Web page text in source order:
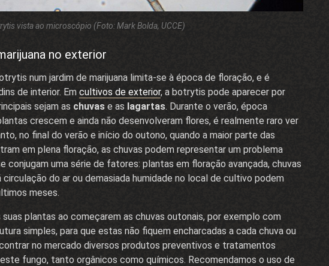
vista ao microscópio (Foto: Mark Bolda, UCCE)
no exterior
num jardim de marijuana limita-se à época de floração, e é
de interior. Em cultivos de exterior, a botrytis pode aparecer por
sejam as chuvas e as lagartas. Durante o verão, época
crescem e ainda não desenvolveram flores, é realmente raro ver
no final do verão e início do outono, quando a maior parte das
em plena floração, as chuvas podem representar um problema
conjugam uma série de fatores: plantas em floração avançada, chuvas
do ar ou demasiada humidade no local de cultivo podem
meses.
plantas ao começarem as chuvas outonais, por exemplo com
simples, para que estas não fiquem encharcadas a cada chuva ou
no mercado diversos produtos preventivos e tratamentos
fungo, tanto orgânicos como químicos. Recomendamos o uso de